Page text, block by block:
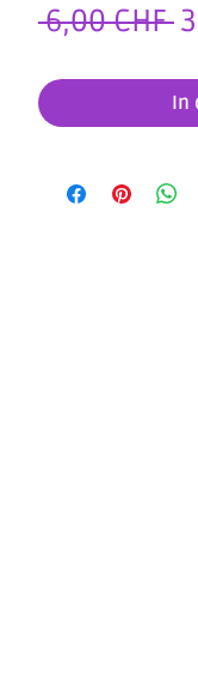
6,00 CHF
In